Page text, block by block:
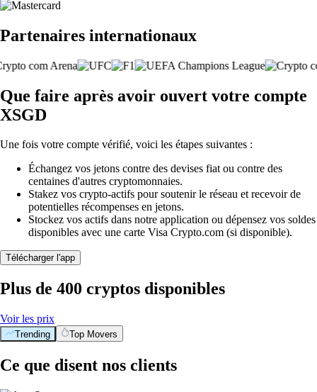
Partenaires internationaux
Que faire après avoir ouvert votre compte
XSGD
Une fois votre compte vérifié, voici les étapes suivantes :
Échangez vos jetons contre des devises fiat ou contre des
centaines d'autres cryptomonnaies.
Stakez vos crypto-actifs pour soutenir le réseau et recevoir de
potentielles récompenses en jetons.
Stockez vos actifs dans notre application ou dépensez vos soldes
disponibles avec une carte Visa Crypto.com (si disponible).
Télécharger l'app
Plus de 400 cryptos disponibles
Voir les prix
Trending Top Movers